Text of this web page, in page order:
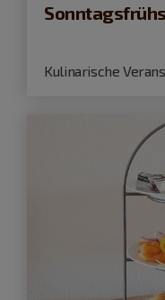
Kulinarische